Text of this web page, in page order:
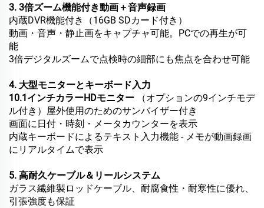
3. 3倍ズーム機能付き動画＋音声録画
内蔵DVR機能付き（16GB SDカード付き）
動画・音声・静止画をキャプチャ可能。PCでの再生が可
能
3倍デジタルズームで点検時の細部にも焦点を合わせ可能
4. 大型モニターとキーボード入力
10.1インチカラーHDモニター
（オプションの9インチモデ
ル付き）屋外使用のためのサンバイザー付き
画面に日付・時刻・メータカウンターを表示
内蔵キーボードによるテキスト入力機能 - メモが動画録画
にリアルタイムで表示
5. 高耐久ケーブル＆リールシステム
ガラス繊維製ロッドケーブル、耐腐食性・耐寒性に優れ、
引張強度も保証